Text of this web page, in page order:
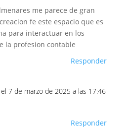
me parece de gran
fe este espacio que es
para interactuar en los
la profesion contable
Responder
el 7 de marzo de 2025 a las 17:46
Responder